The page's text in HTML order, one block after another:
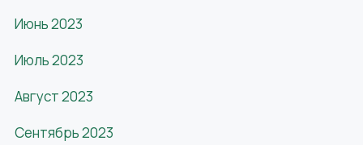
Июнь 2023
Июль 2023
Август 2023
Сентябрь 2023